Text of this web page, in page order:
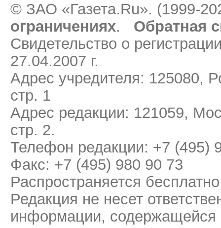
© ЗАО «Газета.Ru». (1999-
ограничениях.
Обратная
Свидетельство о
27.04.2007 г.
Адрес учредителя: 125080,
стр. 1
Адрес редакции: 121059,
стр. 2.
Телефон редакции: +7 (495)
Факс: +7 (495) 980 90 73
Распространяется бесплатно
Редакция не несет
информации, содержащейся